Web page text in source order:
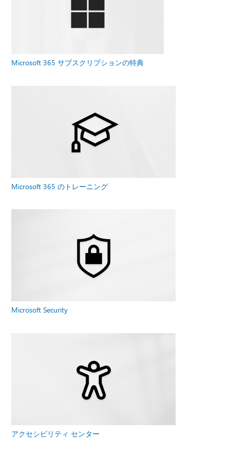
Microsoft 365 サブスクリプションの特典
Microsoft 365 のトレーニング
Microsoft Security
アクセシビリティ センター